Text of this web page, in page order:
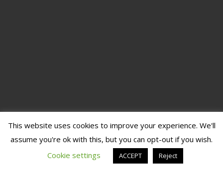
This website uses cookies to improve your experience. We'll
assume you're ok with this, but you can opt-out if you wish.
Cookie settings
ACCEPT Reject